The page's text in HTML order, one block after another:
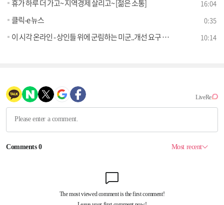
휴가 하루 더 가고~ 지역경제 살리고~ [젊은 소통] 16:04
클릭-e 뉴스 0:35
이 시각 온라인 - 상인들 위에 군림하는 미군..개선 요구 묵살 [젊은 소통] 10:14